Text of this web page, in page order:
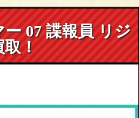
ー 07 諜報員 リジ
！